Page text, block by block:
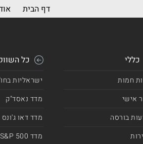
דף הבית
כללי
חמות
אישי
בורסה
כל
ישראליות
מדד נאסד"ק
מדד דאו ג'ונס
מדד 500 S&P